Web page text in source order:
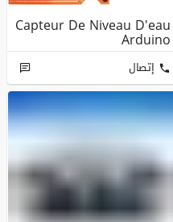
Capteur De Niveau D'eau
Arduino
إتصال